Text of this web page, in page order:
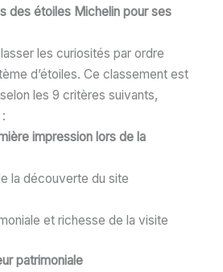
des étoiles Michelin pour ses
les curiosités par ordre
d’étoiles. Ce classement est
les 9 critères suivants,
impression lors de la
la découverte du site
et richesse de la visite
patrimoniale